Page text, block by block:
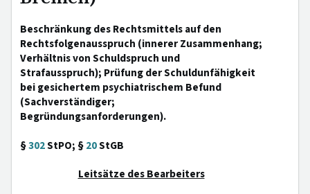
Beschränkung des Rechtsmittels auf den
Rechtsfolgenausspruch (innerer Zusammenhang;
Verhältnis von Schuldspruch und
Strafausspruch); Prüfung der Schuldunfähigkeit
bei gesichertem psychiatrischem Befund
(Sachverständiger;
Begründungsanforderungen).
§302StPO; §20StGB
Leitsätze des Bearbeiters